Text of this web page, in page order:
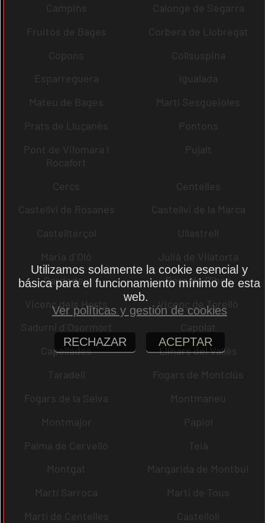
Campins
Calonge de Segarra
Fruitós de Bages
Corbera de Llobregat
Copons
Collsuspina
Esparreguera
Igualada
Mateu de Bages
Martí Sesgueioles
Prats de Lluçanès
Pontons
Pont de Vilomara i
Rocafort
Pujalt
Cercs
Centelles
Castellví de Rosanes
Castellví de la Marca
Castellterçol
Ullastrell
Maria d´Oló
Julià de Vilatorta
Cardedeu
Pere de Ribes
Vicenç dels Horts
Vicenç de Torelló
Sadurní d´Osormort
Capolat
Capellades
Llinars del Vallès
Taradell
Fogars de Montclús
Fogars de la Selva
Montmaneu
Montmajor
Papiol
Palma de Cervelló
Teià
Montgat
Margarida de Montbui
Martí Sarroca
Martí de Tous
Martí de Centelles
Castellolí
Utilizamos solamente la cookie esencial y
básica para el funcionamiento mínimo de esta
web.
Ver políticas y gestión de cookies
RECHAZAR ACEPTAR